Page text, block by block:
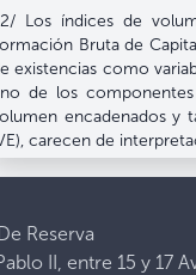
2/ Los índices de
Bruta de
existencias como
de los
encadenados y
carecen de
Reserva
II, entre 15 y 17